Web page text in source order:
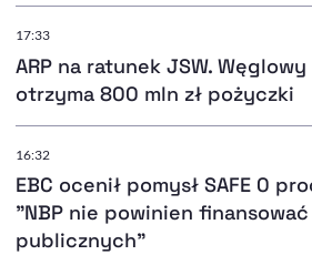
17:33
ARP na ratunek JSW.
otrzyma 800 mln zł pożyczki
16:32
EBC ocenił pomysł SAFE 0
"NBP nie powinien
publicznych"